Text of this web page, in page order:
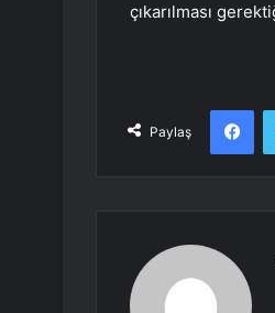
çıkarılması
Paylaş